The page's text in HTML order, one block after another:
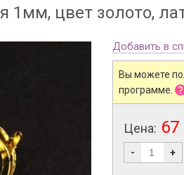
цвет золото,
Добавить в
Вы можете
программе.
Цена: 67
- +